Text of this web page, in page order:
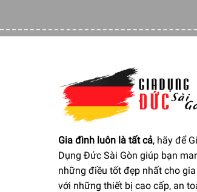
Với đĩa súp Dibbern Fine
Gia đình luôn là tất cả, hãy để
Dụng Đức Sài Gòn giúp bạn
những điều tốt đẹp nhất cho
với những thiết bị cao cấp, an